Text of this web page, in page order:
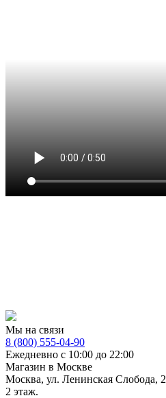
Мы на связи
8 (800) 555-04-90
Ежедневно с 10:00 до 22:00
Магазин в Москве
Москва, ул. Ленинская Слобода,
2 этаж.